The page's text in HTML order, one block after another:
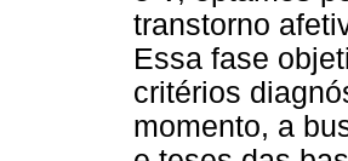
transtorno
Essa fase
critérios
momento, a